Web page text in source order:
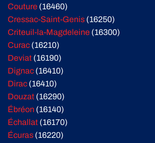
Couture (16460)
Cressac-Saint-Genis (16250)
Criteuil-la-Magdeleine (16300)
Curac (16210)
Deviat (16190)
Dignac (16410)
Dirac (16410)
Douzat (16290)
Ébréon (16140)
Échallat (16170)
Écuras (16220)